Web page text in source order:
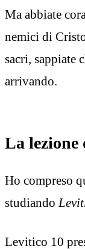
Ma abbiate
nemici di
sacri, sappiate
arrivando.
La lezione
Ho compreso
studiando
Levitico 10